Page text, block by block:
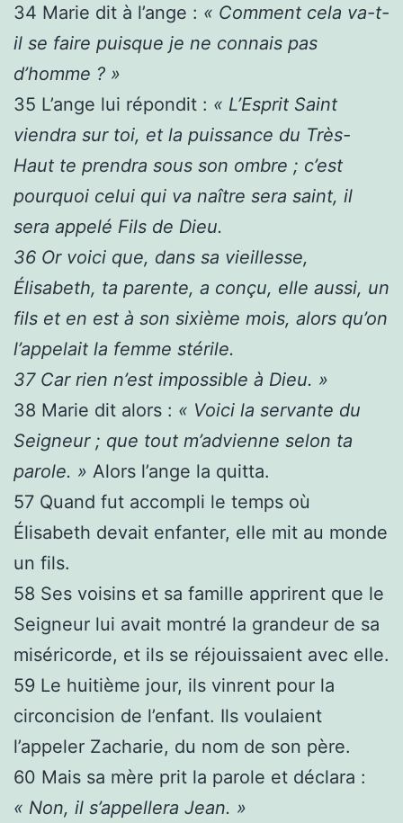
34 Marie dit à l’ange : « Comment cela va-t-
il se faire puisque je ne connais pas
d’homme ? »
35 L’ange lui répondit : « L’Esprit Saint
viendra sur toi, et la puissance du Très-
Haut te prendra sous son ombre ; c’est
pourquoi celui qui va naître sera saint, il
sera appelé Fils de Dieu.
36 Or voici que, dans sa vieillesse,
Élisabeth, ta parente, a conçu, elle aussi, un
fils et en est à son sixième mois, alors qu’on
l’appelait la femme stérile.
37Car rien n’est impossible à Dieu. »
38 Marie dit alors : « Voici la servante du
Seigneur ; que tout m’advienne selon ta
parole. » Alors l’ange la quitta.
57 Quand fut accompli le temps où
Élisabeth devait enfanter, elle mit au monde
un fils.
58 Ses voisins et sa famille apprirent que le
Seigneur lui avait montré la grandeur de sa
miséricorde, et ils se réjouissaient avec elle.
59 Le huitième jour, ils vinrent pour la
circoncision de l’enfant. Ils voulaient
l’appeler Zacharie, du nom de son père.
60 Mais sa mère prit la parole et déclara :
« Non, il s’appellera Jean. »